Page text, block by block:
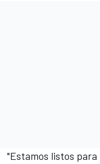
"Estamos listos